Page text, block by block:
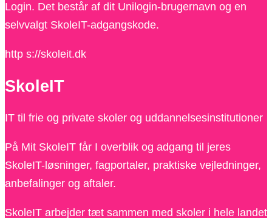
Login. Det består af dit Unilogin-brugernavn og en
selvvalgt SkoleIT-adgangskode.
http s://skoleit.dk
SkoleIT
IT til frie og private skoler og uddannelsesinstitutioner
På Mit SkoleIT får I overblik og adgang til jeres
SkoleIT-løsninger, fagportaler, praktiske vejledninger,
anbefalinger og aftaler.
SkoleIT arbejder tæt sammen med skoler i hele landet